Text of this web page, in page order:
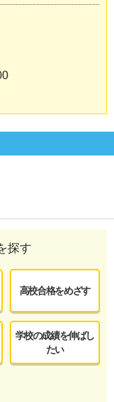
探す
高校合格をめざす
学校の成績を伸ばし
たい